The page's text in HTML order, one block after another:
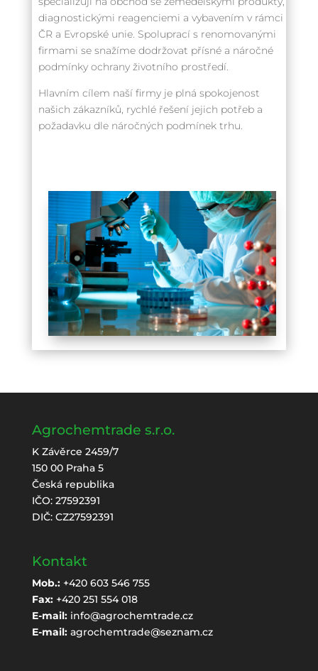
diagnostickými reagenciemi a vybavením v rámci
ČR a Evropské unie. Spoluprací s renomovanými
firmami se snažíme dodržovat přísné a náročné
podmínky ochrany životního prostředí.
Hlavním cílem naší firmy je plná spokojenost
našich zákazníků, rychlé řešení jejich potřeb a
požadavku dle náročných podmínek trhu.
Agrochemtrade s.r.o.
K Závěrce 2459/7
150 00 Praha 5
Česká republika
IČO: 27592391
DIČ: CZ27592391
Kontakt
Mob.:+420 603 546 755
Fax:+420 251 554 018
E-mail: info@agrochemtrade.cz
E-mail: agrochemtrade@seznam.cz